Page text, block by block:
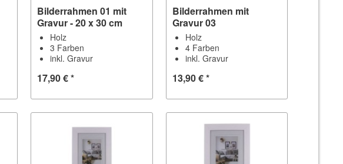
Bilderrahmen 01 mit
Gravur - 20 x 30 cm
Holz
3 Farben
inkl. Gravur
17,90 € *
Bilderrahmen mit
Gravur 03
Holz
4 Farben
inkl. Gravur
13,90 € *